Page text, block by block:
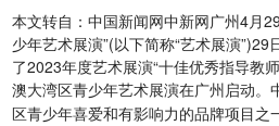
本文转自：中国新闻网中新网广州4月
少年艺术展演”(以下简称“艺术展演
了2023年度艺术展演“十佳优秀指导教
澳大湾区青少年艺术展演在广州启动
区青少年喜爱和有影响力的品牌项目之